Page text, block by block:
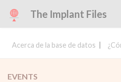
The Implant Files
Acerca de la base de datos
EVENTS